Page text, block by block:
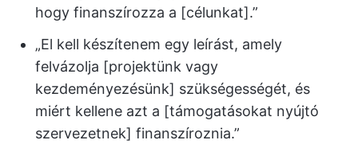
hogy finanszírozza a [célunkat].”
„El kell készítenem egy leírást, amely
felvázolja [projektünk vagy
kezdeményezésünk] szükségességét, és
miért kellene azt a [támogatásokat nyújtó
szervezetnek] finanszíroznia.”